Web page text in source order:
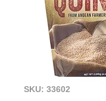
SKU: 33602